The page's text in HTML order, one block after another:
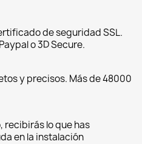
de seguridad SSL.
o 3D Secure.
y precisos. Más de 48000
recibirás lo que has
en la instalación